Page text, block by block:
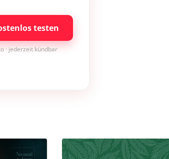
testen
· jederzeit kündbar